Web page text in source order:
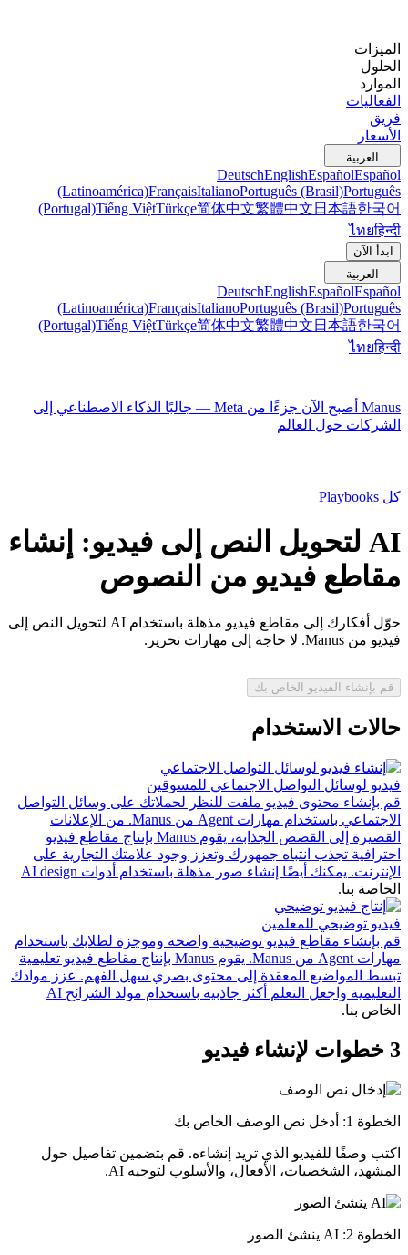
الميزات
الحلول
الموارد
الفعاليات
فريق
الأسعار
العربية
DeutschEnglishEspañolEspañol
(Latinoamérica)FrançaisItalianoPortuguês (Brasil)Português
(Portugal)Tiếng ViệtTürkçe简体中文繁體中文 日本語한국어
ไทยहिन्दी
ابدأ الآن
العربية
DeutschEnglishEspañolEspañol
(Latinoamérica)FrançaisItalianoPortuguês (Brasil)Português
(Portugal)Tiếng ViệtTürkçe简体中文繁體中文 日本語한국어
ไทยहिन्दी
Manus أصبح الآن جزءًا من Meta — جالبًا الذكاء الاصطناعي إلى
الشركات حول العالم
كل Playbooks
AI لتحويل النص إلى فيديو: إنشاء
مقاطع فيديو من النصوص
حوّل أفكارك إلى مقاطع فيديو مذهلة باستخدام AI لتحويل النص إلى
فيديو من Manus. لا حاجة إلى مهارات تحرير.
قم بإنشاء الفيديو الخاص بك
حالات الاستخدام
فيديو لوسائل التواصل الاجتماعي للمسوقين
قم بإنشاء محتوى فيديو ملفت للنظر لحملاتك على وسائل التواصل
الاجتماعي باستخدام مهارات Agent من Manus. من الإعلانات
القصيرة إلى القصص الجذابة، يقوم Manus بإنتاج مقاطع فيديو
احترافية تجذب انتباه جمهورك وتعزز وجود علامتك التجارية على
الإنترنت. يمكنك أيضًا إنشاء صور مذهلة باستخدام أدوات AI design
الخاصة بنا.
فيديو توضيحي للمعلمين
قم بإنشاء مقاطع فيديو توضيحية واضحة وموجزة لطلابك باستخدام
مهارات Agent من Manus. يقوم Manus بإنتاج مقاطع فيديو تعليمية
تبسط المواضيع المعقدة إلى محتوى بصري سهل الفهم. عزز موادك
التعليمية واجعل التعلم أكثر جاذبية باستخدام مولد الشرائح AI
الخاص بنا.
3 خطوات لإنشاء فيديو
الخطوة 1: أدخل نص الوصف الخاص بك
اكتب وصفًا للفيديو الذي تريد إنشاءه. قم بتضمين تفاصيل حول
المشهد، الشخصيات، الأفعال، والأسلوب لتوجيه AI.
الخطوة 2: AI ينشئ الصور